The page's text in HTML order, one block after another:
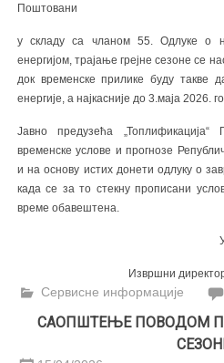
Поштовани
у складу са чланом 55. Одлуке о
енергијом, трајање грејне сезоне се
док временске прилике буду такве
енергије, а најкасније до 3.маја 2026.
Јавно предузећа
временске услове и прогнозе
и на основу истих донети одлуку о
када се за то стекну прописани
време обавештена.
Извршни
Сервисне информације
САОПШТЕЊЕ ПОВОДОМ